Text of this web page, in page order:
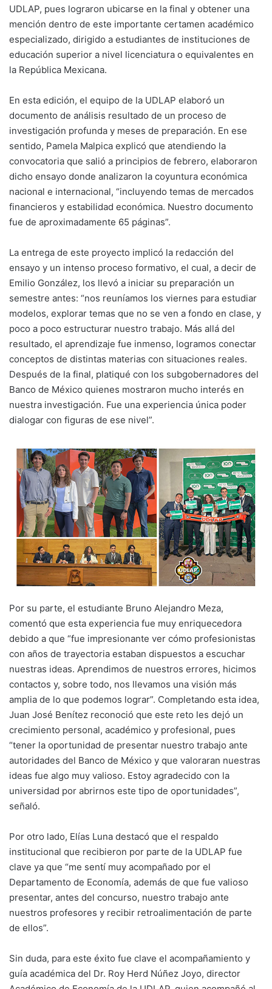
UDLAP, pues lograron ubicarse en la final y obtener una
mención dentro de este importante certamen académico
especializado, dirigido a estudiantes de instituciones de
educación superior a nivel licenciatura o equivalentes en
la República Mexicana.
En esta edición, el equipo de la UDLAP elaboró un
documento de análisis resultado de un proceso de
investigación profunda y meses de preparación. En ese
sentido, Pamela Malpica explicó que atendiendo la
convocatoria que salió a principios de febrero, elaboraron
dicho ensayo donde analizaron la coyuntura económica
nacional e internacional, “incluyendo temas de mercados
financieros y estabilidad económica. Nuestro documento
fue de aproximadamente 65 páginas”.
La entrega de este proyecto implicó la redacción del
ensayo y un intenso proceso formativo, el cual, a decir de
Emilio González, los llevó a iniciar su preparación un
semestre antes: “nos reuníamos los viernes para estudiar
modelos, explorar temas que no se ven a fondo en clase, y
poco a poco estructurar nuestro trabajo. Más allá del
resultado, el aprendizaje fue inmenso, logramos conectar
conceptos de distintas materias con situaciones reales.
Después de la final, platiqué con los subgobernadores del
Banco de México quienes mostraron mucho interés en
nuestra investigación. Fue una experiencia única poder
dialogar con figuras de ese nivel”.
Por su parte, el estudiante Bruno Alejandro Meza,
comentó que esta experiencia fue muy enriquecedora
debido a que “fue impresionante ver cómo profesionistas
con años de trayectoria estaban dispuestos a escuchar
nuestras ideas. Aprendimos de nuestros errores, hicimos
contactos y, sobre todo, nos llevamos una visión más
amplia de lo que podemos lograr”. Completando esta idea,
Juan José Benítez reconoció que este reto les dejó un
crecimiento personal, académico y profesional, pues
“tener la oportunidad de presentar nuestro trabajo ante
autoridades del Banco de México y que valoraran nuestras
ideas fue algo muy valioso. Estoy agradecido con la
universidad por abrirnos este tipo de oportunidades”,
señaló.
Por otro lado, Elías Luna destacó que el respaldo
institucional que recibieron por parte de la UDLAP fue
clave ya que “me sentí muy acompañado por el
Departamento de Economía, además de que fue valioso
presentar, antes del concurso, nuestro trabajo ante
nuestros profesores y recibir retroalimentación de parte
de ellos”.
Sin duda, para este éxito fue clave el acompañamiento y
guía académica del Dr. Roy Herd Núñez Joyo, director